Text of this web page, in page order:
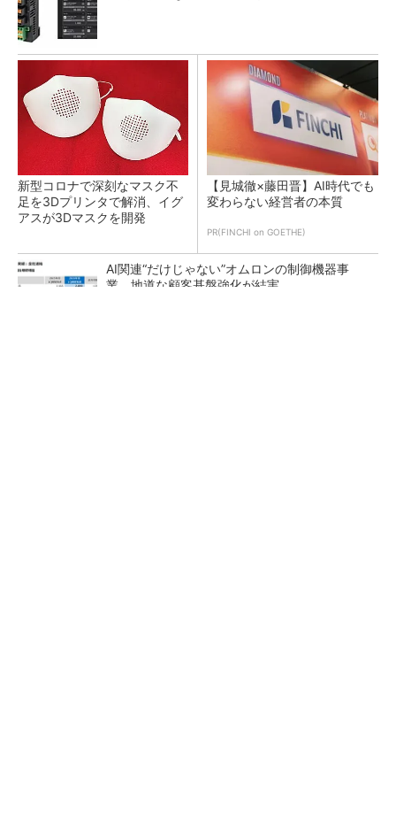
新型コロナで深刻なマスク不
足を3Dプリンタで解消、イグ
アスが3Dマスクを開発
【見城徹×藤田晋】AI時代でも
変わらない経営者の本質
PR(FINCHI on GOETHE)
AI関連“だけじゃない”オムロンの制御機器事
業、地道な顧客基盤強化が結実